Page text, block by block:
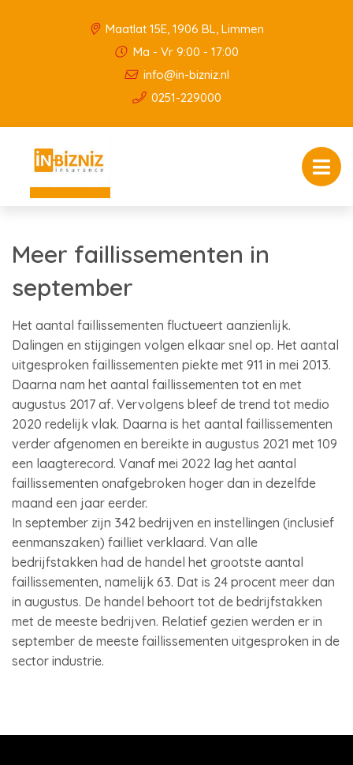
Maatlat 15E, 1906 BL, Limmen
Ma - Vr 9:00 - 17:00
info@in-bizniz.nl
0251-229000
Meer faillissementen in
september
Het aantal faillissementen fluctueert aanzienlijk.
Dalingen en stijgingen volgen elkaar snel op. Het aantal
uitgesproken faillissementen piekte met 911 in mei 2013.
Daarna nam het aantal faillissementen tot en met
augustus 2017 af. Vervolgens bleef de trend tot medio
2020 redelijk vlak. Daarna is het aantal faillissementen
verder afgenomen en bereikte in augustus 2021 met 109
een laagterecord. Vanaf mei 2022 lag het aantal
faillissementen onafgebroken hoger dan in dezelfde
maand een jaar eerder.
In september zijn 342 bedrijven en instellingen (inclusief
eenmanszaken) failliet verklaard. Van alle
bedrijfstakken had de handel het grootste aantal
faillissementen, namelijk 63. Dat is 24 procent meer dan
in augustus. De handel behoort tot de bedrijfstakken
met de meeste bedrijven. Relatief gezien werden er in
september de meeste faillissementen uitgesproken in de
sector industrie.